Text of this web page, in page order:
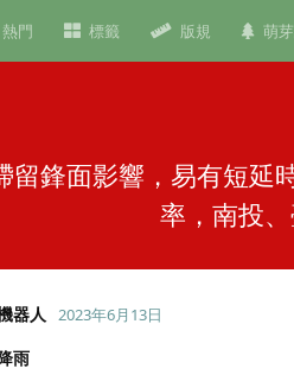
熱門 標籤 版規 萌
留鋒面影響，易有短
率，南投
器人 2023年6月13日
雨